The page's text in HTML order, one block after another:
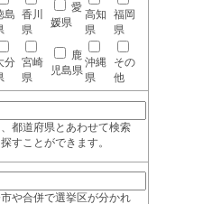
島 香川
県
愛
媛県
高知
県
福岡
県
分 宮崎
県
鹿
児島県
沖縄
県
その
他
都道府県とあわせて検索
すことができます。
や合併で選挙区が分かれ